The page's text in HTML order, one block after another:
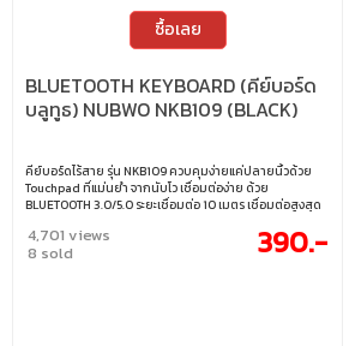
ซื้อเลย
BLUETOOTH KEYBOARD (คีย์บอร์ด
บลูทูธ) NUBWO NKB109 (BLACK)
คีย์บอร์ดไร้สาย รุ่น NKB109 ควบคุมง่ายแค่ปลายนิ้วด้วย
Touchpad ที่แม่นยำ จากนับโว เชื่อมต่อง่าย ด้วย
BLUETOOTH 3.0/5.0 ระยะเชื่อมต่อ 10 เมตร เชื่อมต่อสูงสุด
ใช้งานได้อย่างต่อเนื่อง 40 ชั่วโมง ระยะเวลาในการชาร์จ 1.5
ชั่วโมง
4,701 views
8 sold 390.-